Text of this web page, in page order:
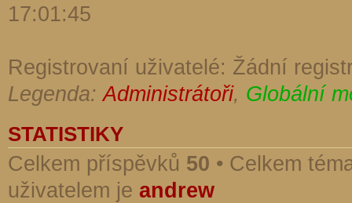
17:01:45
Registrovaní uživatelé: Žádní
Legenda:Administrátoři, Globální
STATISTIKY
Celkem příspěvků 50 • Celkem
uživatelem je andrew